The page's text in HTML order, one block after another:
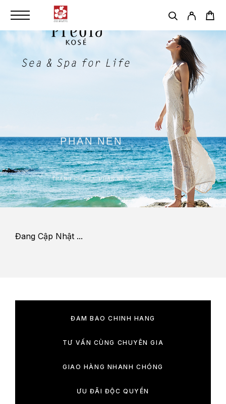
PHẤN NỀN
TRANG CHỦ PHẤN NỀN
Đang Cập Nhật ...
ĐẢM BẢO CHÍNH HÃNG
TƯ VẤN CÙNG CHUYÊN GIA
GIAO HÀNG NHANH CHÓNG
ƯU ĐÃI ĐỘC QUYỀN